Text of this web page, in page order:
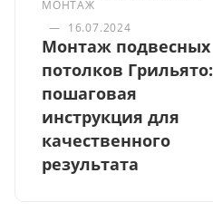
МОНТАЖ
— 16.07.2024
Монтаж подвесных
потолков Грильято:
пошаговая
инструкция для
качественного
результата